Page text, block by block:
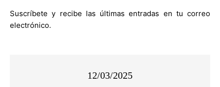
Suscríbete y recibe las últimas entradas en tu correo
electrónico.
12/03/2025